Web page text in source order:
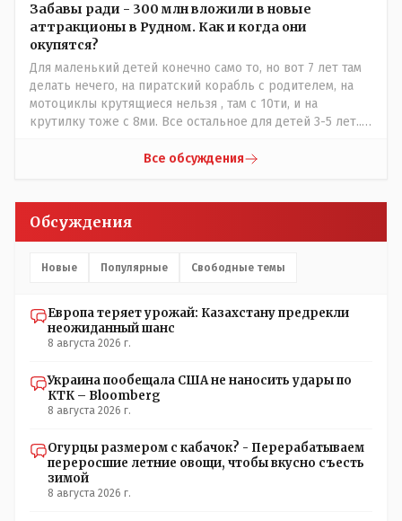
Забавы ради - 300 млн вложили в новые
аттракционы в Рудном. Как и когда они
окупятся?
Для маленький детей конечно само то, но вот 7 лет там
делать нечего, на пиратский корабль с родителем, на
мотоциклы крутящиеся нельзя , там с 10ти, и на
крутилку тоже с 8ми. Все остальное для детей 3-5 лет..
слова вообще, но вечером думаю там нормально, с
Все обсуждения
Обсуждения
Новые Популярные Свободные темы
Европа теряет урожай: Казахстану предрекли
неожиданный шанс
8 августа 2026 г.
Украина пообещала США не наносить удары по
КТК – Bloomberg
8 августа 2026 г.
Огурцы размером с кабачок? - Перерабатываем
переросшие летние овощи, чтобы вкусно съесть
зимой
8 августа 2026 г.